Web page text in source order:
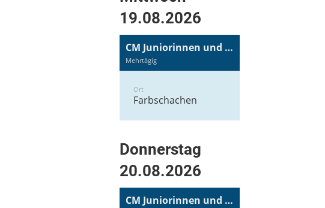
19.08.2026
CM Juniorinnen und Junioren
Mehrtägig
Ort
Farbschachen
Donnerstag
20.08.2026
CM Juniorinnen und Junioren